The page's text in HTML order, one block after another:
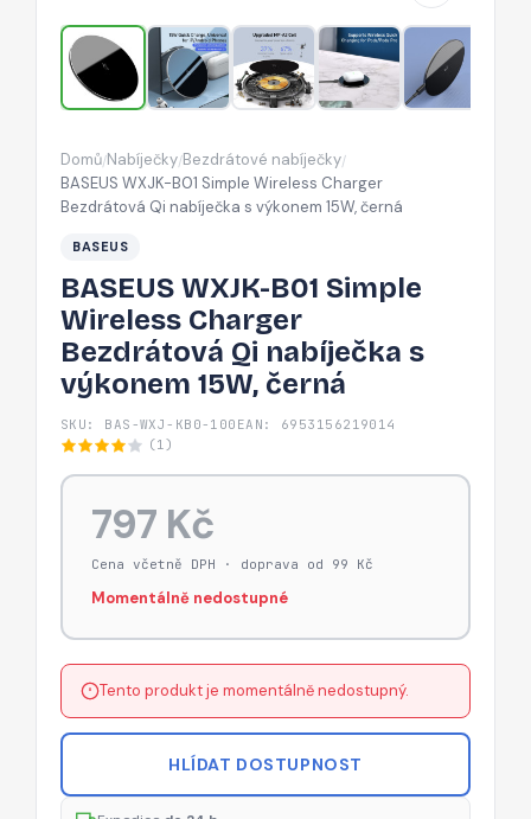
Bezdrátová
Qi
nabíječka
s
15W,
černá
Domů/Nabíječky/Bezdrátové nabíječky/
BASEUS WXJK-B01 Simple Wireless Charger
Bezdrátová Qi nabíječka s výkonem 15W, černá
BASEUS
BASEUS WXJK-B01 Simple
Wireless Charger
Bezdrátová Qi nabíječka s
výkonem 15W, černá
SKU: BAS-WXJ-KB0-100 EAN: 6953156219014
(1)
797 Kč
Cena včetně DPH · doprava od 99 Kč
Momentálně nedostupné
Tento produkt je momentálně nedostupný.
HLÍDAT DOSTUPNOST